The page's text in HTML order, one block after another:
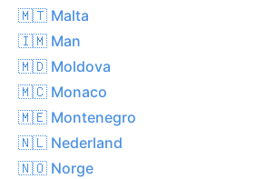
🇲🇹 Malta
🇮🇲 Man
🇲🇩 Moldova
🇲🇨 Monaco
🇲🇪 Montenegro
🇳🇱 Nederland
🇳🇴 Norge